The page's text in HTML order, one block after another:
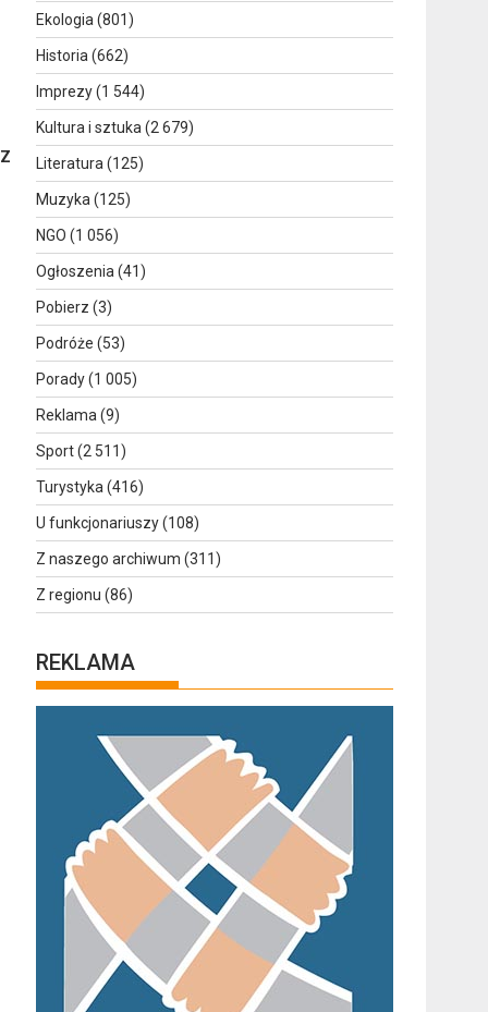
Ekologia (801)
Historia (662)
Imprezy(1 544)
Kultura i sztuka (2 679)
Literatura (125)
Muzyka (125)
NGO (1 056)
Ogłoszenia (41)
Pobierz (3)
Podróże (53)
Porady(1 005)
Reklama (9)
Sport(2 511)
Turystyka (416)
U funkcjonariuszy(108)
Z naszego archiwum (311)
Z regionu (86)
REKLAMA